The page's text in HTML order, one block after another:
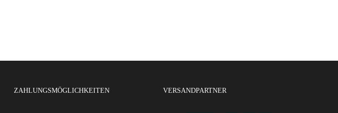
ZAHLUNGSMÖGLICHKEITEN VERSANDPARTNER